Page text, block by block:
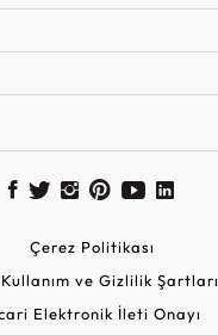
Çerez Politikası
ve Gizlilik Şartları
Elektronik İleti Onayı